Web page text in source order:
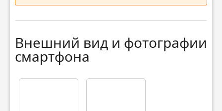
Внешний вид и фотографии
смартфона